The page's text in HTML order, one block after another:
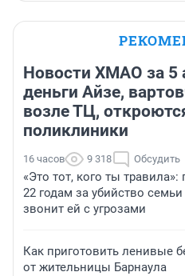
Новости ХМАО за 5
деньги Айзе,
возле ТЦ,
поликлиники
16 часов 9 318 Обсудить
«Это тот, кого ты
22 годам за убийство
звонит ей с угрозами
Как приготовить ленивые
от жительницы Барнаула